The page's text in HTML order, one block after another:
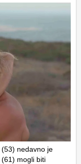
(53) nedavno je
(61) mogli biti